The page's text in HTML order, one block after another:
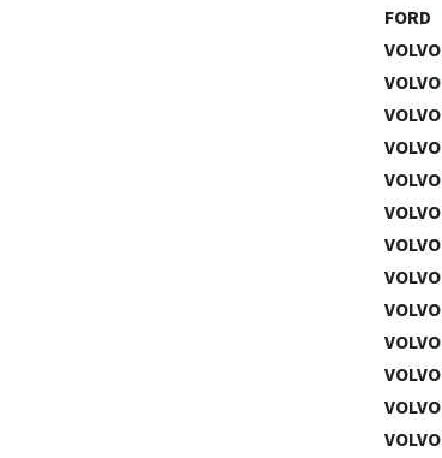
FORD
VOLVO
VOLVO
VOLVO
VOLVO
VOLVO
VOLVO
VOLVO
VOLVO
VOLVO
VOLVO
VOLVO
VOLVO
VOLVO